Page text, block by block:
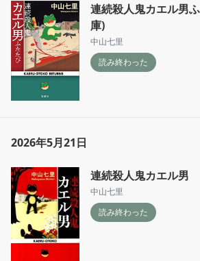
連続殺人鬼カエル男
庫)
中山七里
読み終わった
2026年5月21日
連続殺人鬼カエル男
中山七里
読み終わった